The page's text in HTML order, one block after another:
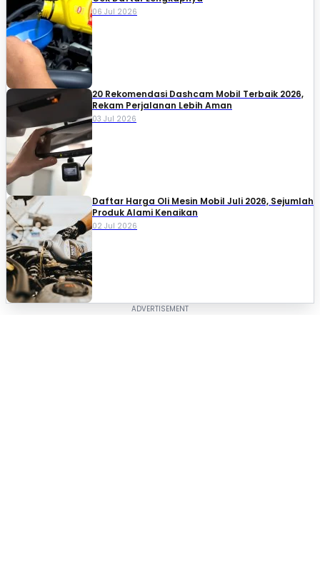
06 Jul 2026
20 Rekomendasi Dashcam Mobil Terbaik 2026,
Rekam Perjalanan Lebih Aman
03 Jul 2026
Daftar Harga Oli Mesin Mobil Juli 2026, Sejumlah
Produk Alami Kenaikan
02 Jul 2026